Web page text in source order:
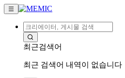
최근검색어
최근 검색어 내역이 없습니다